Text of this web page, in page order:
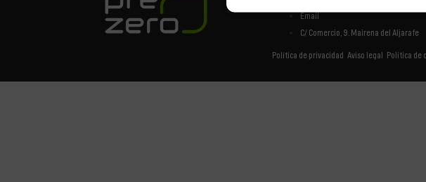
Email
C/ Comercio, 9. Mairena del Aljarafe
Política de privacidad Aviso legal Política de